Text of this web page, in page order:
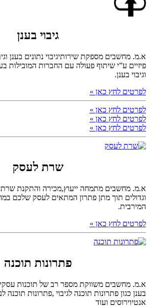
גיבוי בענן
א.מ. מחשבים מספקת שירותיגיבוי נתונים בענן
פיזיים ע”י שיתוף פעולה עם החברות המובילות
וגיבוי בענן.
לפרטים לחץ כאן »
לפרטים לחץ כאן »
לפרטים לחץ כאן »
לפרטים לחץ כאן »
שרת לעסק
א.מ. מחשבים מתמחה ייעוץ,מכירה והתקנת
וגדולים תוך מתן פתרון המתאים לעסק שלכם
המירבית.
לפרטים לחץ כאן »
פתרונות תוכנה
א.מ. מחשבים משווקת מספר רב של תוכנות
בענן כגון פתרונות תוכנה לגיבוי ,פתרונות תוכנה
אנטיוירוסים ועוד